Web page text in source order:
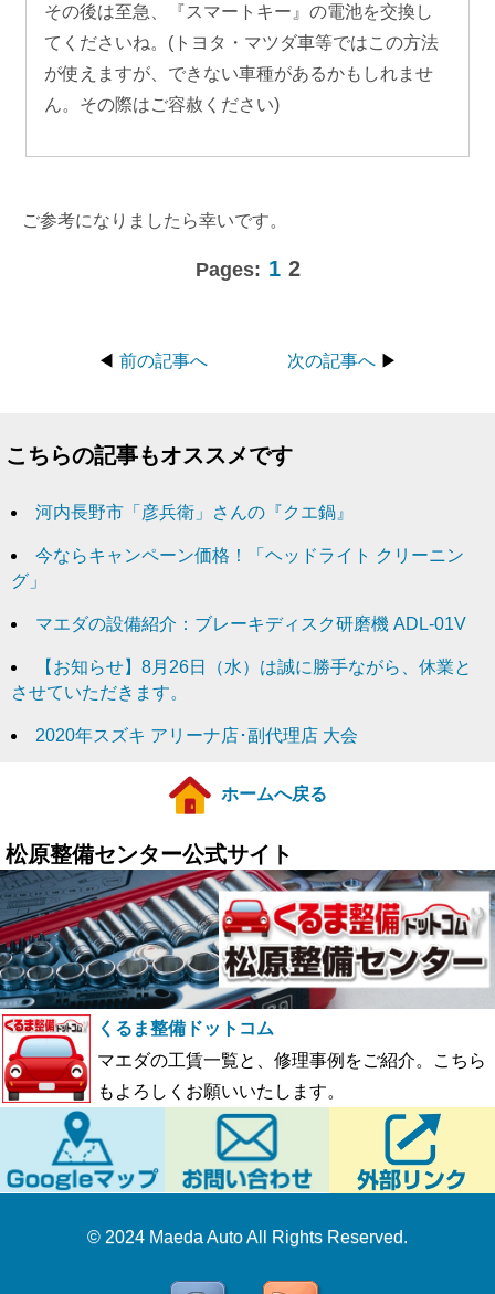
その後は至急、『スマートキー』の電池を交換し
てくださいね。(トヨタ・マツダ車等ではこの方法
が使えますが、できない車種があるかもしれませ
ん。その際はご容赦ください)
ご参考になりましたら幸いです。
Pages: 1 2
◀ 前の記事へ 次の記事へ ▶
こちらの記事もオススメです
河内長野市「彦兵衛」さんの『クエ鍋』
今ならキャンペーン価格！「ヘッドライト クリーニン
グ」
マエダの設備紹介：ブレーキディスク研磨機 ADL-01V
【お知らせ】8月26日（水）は誠に勝手ながら、休業と
させていただきます。
2020年スズキ アリーナ店･副代理店 大会
ホームへ戻る
松原整備センター公式サイト
くるま整備ドットコム
マエダの工賃一覧と、修理事例をご紹介。こちら
もよろしくお願いいたします。
© 2024 Maeda Auto All Rights Reserved.